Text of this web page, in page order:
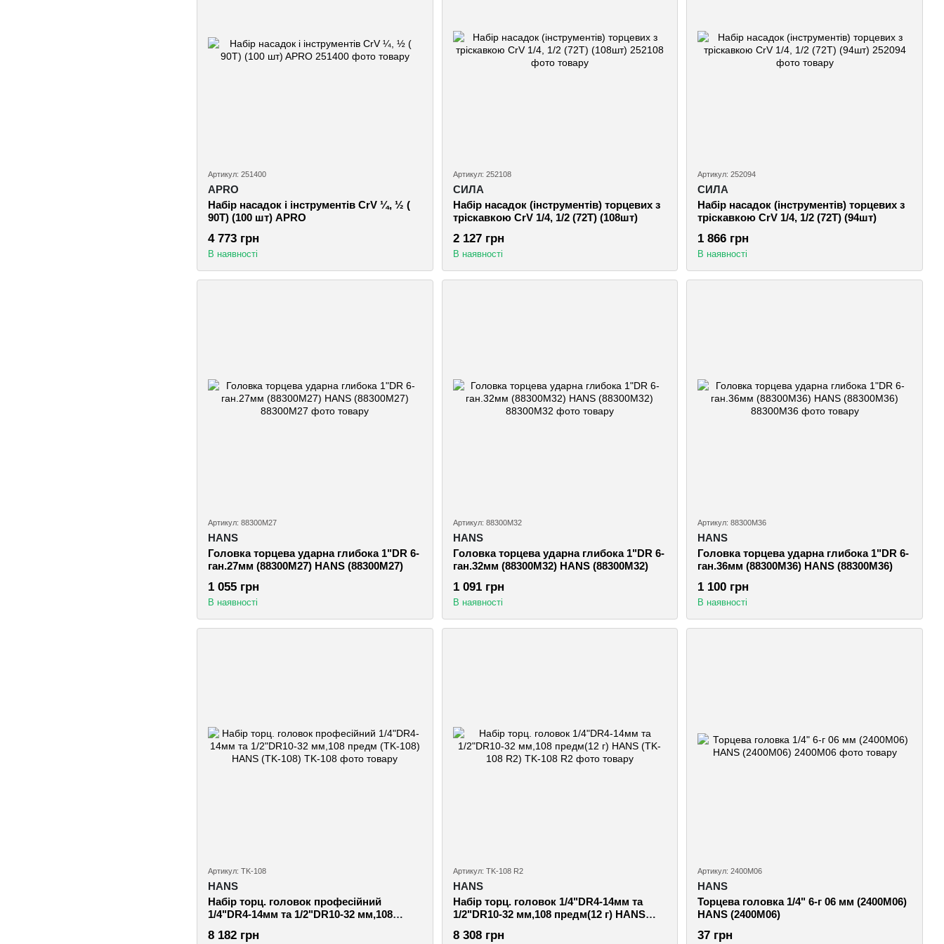
Артикул: 251400
APRO
Набір насадок і інструментів CrV ¼, ½ (
90Т) (100 шт) APRO
4 773 грн
В наявності
Артикул: 252108
СИЛА
Набір насадок (інструментів) торцевих з
тріскавкою CrV 1/4, 1/2 (72Т) (108шт)
2 127 грн
В наявності
Артикул: 252094
СИЛА
Набір насадок (інструментів) торцевих з
тріскавкою CrV 1/4, 1/2 (72Т) (94шт)
1 866 грн
В наявності
Артикул: 88300M27
HANS
Головка торцева ударна глибока 1"DR 6-
ган.27мм (88300M27) HANS (88300M27)
1 055 грн
В наявності
Артикул: 88300M32
HANS
Головка торцева ударна глибока 1"DR 6-
ган.32мм (88300M32) HANS (88300M32)
1 091 грн
В наявності
Артикул: 88300M36
HANS
Головка торцева ударна глибока 1"DR 6-
ган.36мм (88300M36) HANS (88300M36)
1 100 грн
В наявності
Артикул: TK-108
HANS
Набір торц. головок професійний
1/4"DR4-14мм та 1/2"DR10-32 мм,108
8 182 грн
Артикул: TK-108 R2
HANS
Набір торц. головок 1/4"DR4-14мм та
1/2"DR10-32 мм,108 предм(12 г) HANS
8 308 грн
Артикул: 2400M06
HANS
Торцева головка 1/4" 6-г 06 мм (2400M06)
HANS (2400M06)
37 грн